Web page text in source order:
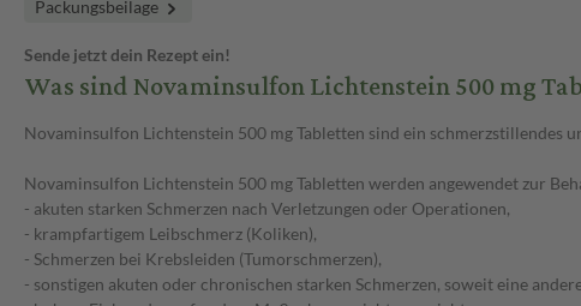
Packungsbeilage
Sende jetzt dein Rezept ein!
Was sind Novaminsulfon Lichtenstein 500 mg
Novaminsulfon Lichtenstein 500 mg Tabletten sind ein schmerzstillendes
Novaminsulfon Lichtenstein 500 mg Tabletten werden angewendet zur
- akuten starken Schmerzen nach Verletzungen oder Operationen,
- krampfartigem Leibschmerz (Koliken),
- Schmerzen bei Krebsleiden (Tumorschmerzen),
- sonstigen akuten oder chronischen starken Schmerzen, soweit eine